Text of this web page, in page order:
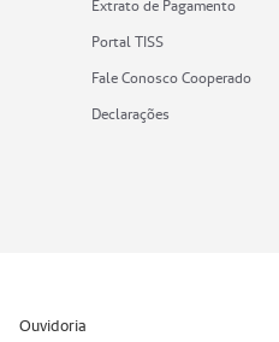
Extrato de Pagamento
Portal TISS
Fale Conosco Cooperado
Declarações
Ouvidoria